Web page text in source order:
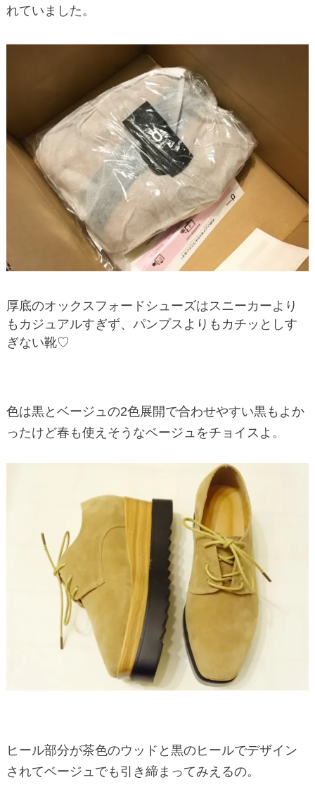
れていました。
厚底のオックスフォードシューズはスニーカーより
もカジュアルすぎず、パンプスよりもカチッとしす
ぎない靴♡
色は黒とベージュの2色展開で合わせやすい黒もよか
ったけど春も使えそうなベージュをチョイスよ。
ヒール部分が茶色のウッドと黒のヒールでデザイン
されてベージュでも引き締まってみえるの。